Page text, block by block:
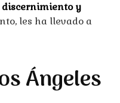
y
les ha llevado a
Ángeles